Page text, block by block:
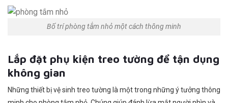
Bố trí phòng tắm nhỏ một cách thông minh
Lắp đặt phụ kiện treo tường để tận dụng
không gian
Những thiết bị vệ sinh treo tường là một trong những ý tưởng thông